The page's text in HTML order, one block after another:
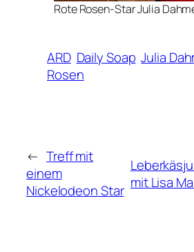
Rote Rosen-Star Julia
ARD Daily Soap Julia
Rosen
← Treff mit
einem
Nickelodeon Star mit Lisa